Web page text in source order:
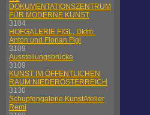
DOKUMENTATIONSZENTRUM
FÜR MODERNE KUNST
3104
HOFGALERIE FIGL, Dkfm.
Anton und Florian Figl
3109
Ausstellungsbrücke
3109
KUNST IM ÖFFENTLICHEN
RAUM NIEDERÖSTERREICH
3130
Schupfengalerie KunstAtelier
Remi